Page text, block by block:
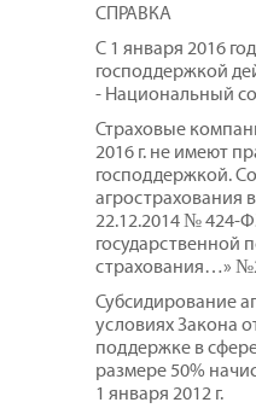
СПРАВКА
С 1 января 2016
господдержкой
- Национальный
Страховые
2016 г. не имеют
господдержкой.
агрострахования
22.12.2014 № 424-
государственной
страхования…»
Субсидирование
условиях Закона
поддержке в
размере 50%
1 января 2012 г.